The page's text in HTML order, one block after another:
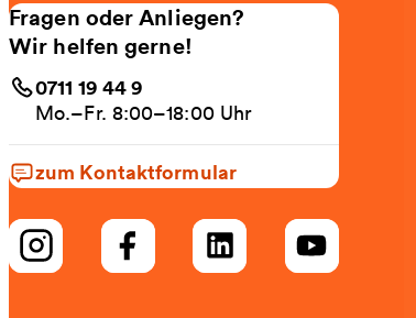
Fragen oder Anliegen?
Wir helfen gerne!
0711 19 44 9
Mo.–Fr. 8:00–18:00 Uhr
zum Kontaktformular